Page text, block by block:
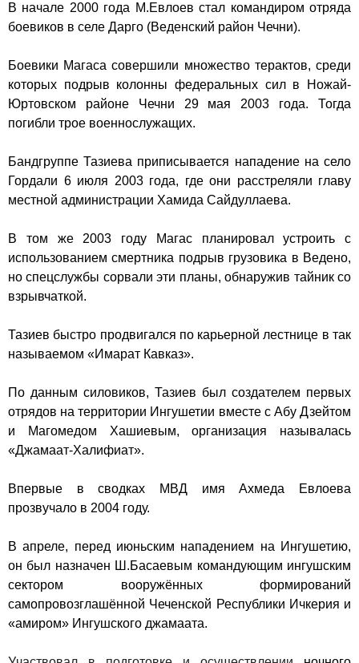
В начале 2000 года М.Евлоев стал командиром отряда
боевиков в селе Дарго (Веденский район Чечни).
Боевики Магаса совершили множество терактов, среди
которых подрыв колонны федеральных сил в Ножай-
Юртовском районе Чечни 29 мая 2003 года. Тогда
погибли трое военнослужащих.
Бандгруппе Тазиева приписывается нападение на село
Гордали 6 июля 2003 года, где они расстреляли главу
местной администрации Хамида Сайдуллаева.
В том же 2003 году Магас планировал устроить с
использованием смертника подрыв грузовика в Ведено,
но спецслужбы сорвали эти планы, обнаружив тайник со
взрывчаткой.
Тазиев быстро продвигался по карьерной лестнице в так
называемом «Имарат Кавказ».
По данным силовиков, Тазиев был создателем первых
отрядов на территории Ингушетии вместе с Абу Дзейтом
и Магомедом Хашиевым, организация называлась
«Джамаат-Халифиат».
Впервые в сводках МВД имя Ахмеда Евлоева
прозвучало в 2004 году.
В апреле, перед июньским нападением на Ингушетию,
он был назначен Ш.Басаевым командующим ингушским
сектором вооружённых формирований
самопровозглашённой Чеченской Республики Ичкерия и
«амиром» Ингушского джамаата.